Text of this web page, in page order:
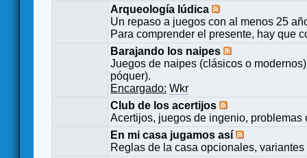
Arqueología lúdica
Un repaso a juegos con al menos 25
Para comprender el presente, hay que
Barajando los naipes
Juegos de naipes (clásicos o
póquer).
Encargado: Wkr
Club de los acertijos
Acertijos, juegos de ingenio,
En mi casa jugamos así
Reglas de la casa opcionales,